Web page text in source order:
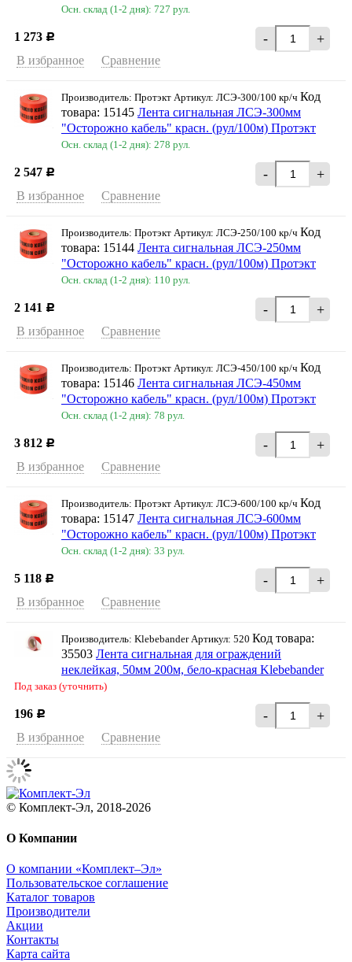
Осн. склад (1-2 дня): 727 рул.
1 273 Р - +
В избранное Сравнение
Производитель: Протэкт Артикул: ЛСЭ-300/100 кр/ч Код
товара: 15145 Лента сигнальная ЛСЭ-300мм
"Осторожно кабель" красн. (рул/100м) Протэкт
Осн. склад (1-2 дня): 278 рул.
2 547 Р - +
В избранное Сравнение
Производитель: Протэкт Артикул: ЛСЭ-250/100 кр/ч Код
товара: 15144 Лента сигнальная ЛСЭ-250мм
"Осторожно кабель" красн. (рул/100м) Протэкт
Осн. склад (1-2 дня): 110 рул.
2 141 Р - +
В избранное Сравнение
Производитель: Протэкт Артикул: ЛСЭ-450/100 кр/ч Код
товара: 15146 Лента сигнальная ЛСЭ-450мм
"Осторожно кабель" красн. (рул/100м) Протэкт
Осн. склад (1-2 дня): 78 рул.
3 812 Р - +
В избранное Сравнение
Производитель: Протэкт Артикул: ЛСЭ-600/100 кр/ч Код
товара: 15147 Лента сигнальная ЛСЭ-600мм
"Осторожно кабель" красн. (рул/100м) Протэкт
Осн. склад (1-2 дня): 33 рул.
5 118 Р - +
В избранное Сравнение
Производитель: Klebebander Артикул: 520 Код товара:
35503 Лента сигнальная для ограждений
неклейкая, 50мм 200м, бело-красная Klebebander
Под заказ (уточнить)
196 Р - +
В избранное Сравнение
© Комплект-Эл, 2018-2026
О Компании
О компании «Комплект–Эл»
Пользовательское соглашение
Каталог товаров
Производители
Акции
Контакты
Карта сайта